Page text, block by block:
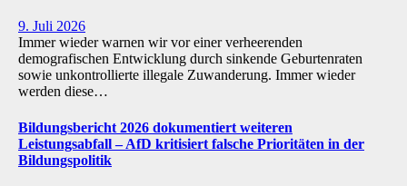
9. Juli 2026
Immer wieder warnen wir vor einer verheerenden
demografischen Entwicklung durch sinkende Geburtenraten
sowie unkontrollierte illegale Zuwanderung. Immer wieder
werden diese…
Bildungsbericht 2026 dokumentiert weiteren
Leistungsabfall – AfD kritisiert falsche Prioritäten in der
Bildungspolitik